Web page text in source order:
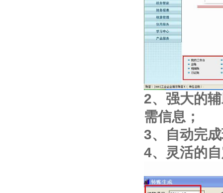
2、强大的
需信息；
3、自动完
4、灵活的